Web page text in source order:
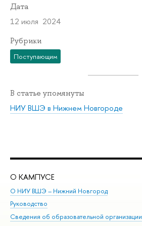
Дата
12 июля 2024
Рубрики
Поступающим
В статье упомянуты
НИУ ВШЭ в Нижнем Новгороде
О КАМПУСЕ
О НИУ ВШЭ – Нижний Новгород
Руководство
Сведения об образовательной организации